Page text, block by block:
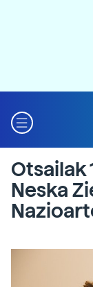
Otsailak
Neska